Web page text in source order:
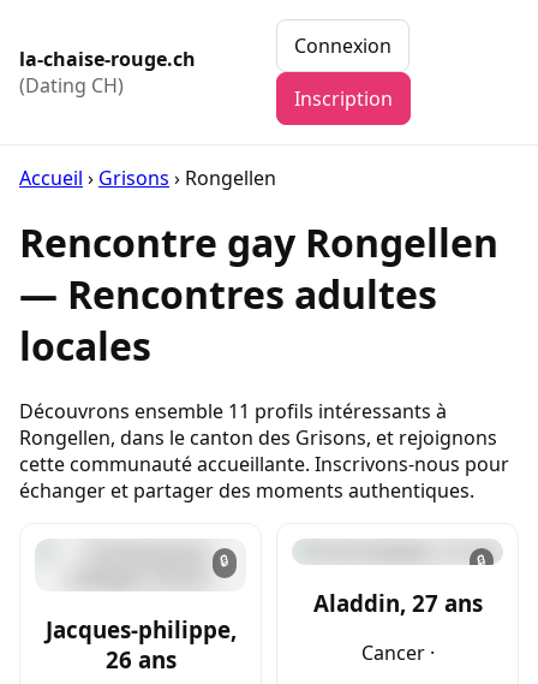
la-chaise-rouge.ch
(Dating CH)
Connexion
Inscription
Accueil › Grisons › Rongellen
Rencontre gay Rongellen
— Rencontres adultes
locales
Découvrons ensemble 11 profils intéressants à
Rongellen, dans le canton des Grisons, et rejoignons
cette communauté accueillante. Inscrivons-nous pour
échanger et partager des moments authentiques.
🔒
Jacques-philippe,
26 ans
🔒
Aladdin, 27 ans
Cancer ·